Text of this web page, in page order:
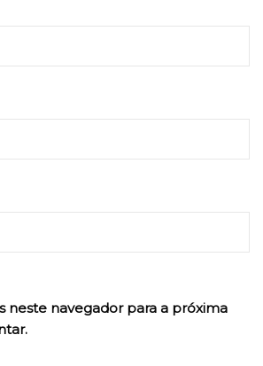
neste navegador para a próxima